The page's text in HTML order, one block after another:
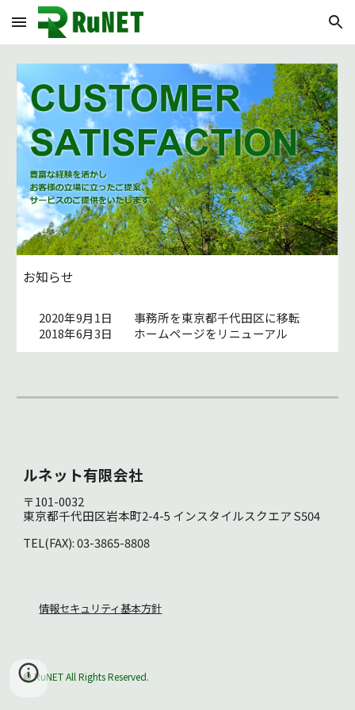
Skip to main content Skip to navigation
お知らせ
2020年9月1日
事務所を東京都千代田区に移転
2018年6月3日
ホームページをリニューアル
ルネット有限会社
〒101-0032
東京都千代田区岩本町2-4-5 インスタイルスクエア S504
TEL(FAX): 03-3865-8808
情報セキュリティ基本方針
© RuNET All Rights Reserved.